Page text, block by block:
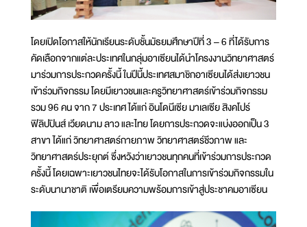
โดยเปิดโอกาสให้นักเรียนระดับชั้นมัธยมศึกษาปีที่ 3 – 6 ที่ได้รับการ
คัดเลือกจากแต่ละประเทศในกลุ่มอาเซียนได้นำโครงงานวิทยาศาสตร์
มาร่วมการประกวดครั้งนี้ ในปีนี้ประเทศสมาชิกอาเซียนได้ส่งเยาวชน
เข้าร่วมกิจกรรม โดยมีเยาวชนและครูวิทยาศาสตร์เข้าร่วมกิจกรรม
รวม 96 คน จาก 7 ประเทศ ได้แก่ อินโดนีเซีย มาเลเซีย สิงคโปร์
ฟิลิปปินส์ เวียดนาม ลาว และไทย โดยการประกวดจะแบ่งออกเป็น 3
สาขา ได้แก่ วิทยาศาสตร์กายภาพ วิทยาศาสตร์ชีวภาพ และ
วิทยาศาสตร์ประยุกต์ ซึ่งหวังว่าเยาวชนทุกคนที่เข้าร่วมการประกวด
ครั้งนี้ โดยเฉพาะเยาวชนไทยจะได้รับโอกาสในการเข้าร่วมกิจกรรมใน
ระดับนานาชาติ เพื่อเตรียมความพร้อมการเข้าสู่ประชาคมอาเซียน